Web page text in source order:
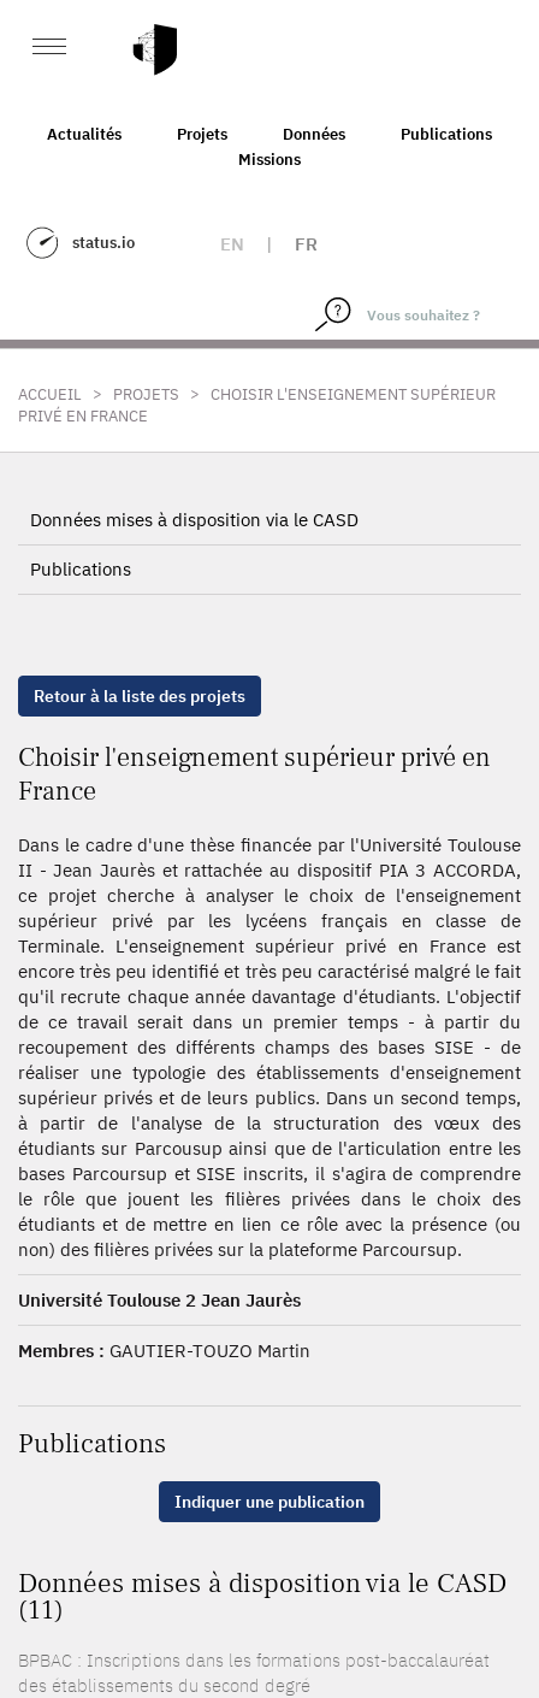
Actualités Projets Données
Publications
Missions
status.io EN | FR
ACCUEIL > PROJETS > CHOISIR L'ENSEIGNEMENT SUPÉRIEUR
PRIVÉ EN FRANCE
Données mises à disposition via le CASD
Publications
Retour à la liste des projets
Choisir l'enseignement supérieur privé en
France
Dans le cadre d'une thèse financée par l'Université Toulouse
II - Jean Jaurès et rattachée au dispositif PIA 3 ACCORDA,
ce projet cherche à analyser le choix de l'enseignement
supérieur privé par les lycéens français en classe de
Terminale. L'enseignement supérieur privé en France est
encore très peu identifié et très peu caractérisé malgré le fait
qu'il recrute chaque année davantage d'étudiants. L'objectif
de ce travail serait dans un premier temps - à partir du
recoupement des différents champs des bases SISE - de
réaliser une typologie des établissements d'enseignement
supérieur privés et de leurs publics. Dans un second temps,
à partir de l'analyse de la structuration des vœux des
étudiants sur Parcousup ainsi que de l'articulation entre les
bases Parcoursup et SISE inscrits, il s'agira de comprendre
le rôle que jouent les filières privées dans le choix des
étudiants et de mettre en lien ce rôle avec la présence (ou
non) des filières privées sur la plateforme Parcoursup.
Université Toulouse 2 Jean Jaurès
Membres : GAUTIER-TOUZO Martin
Publications
Indiquer une publication
Données mises à disposition via le CASD
(11)
BPBAC : Inscriptions dans les formations post-baccalauréat
des établissements du second degré